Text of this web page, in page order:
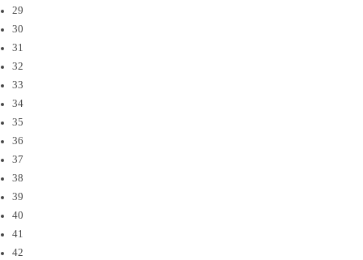
29
30
31
32
33
34
35
36
37
38
39
40
41
42